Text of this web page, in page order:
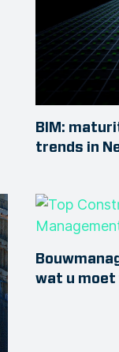
BIM:
trends in
wat u